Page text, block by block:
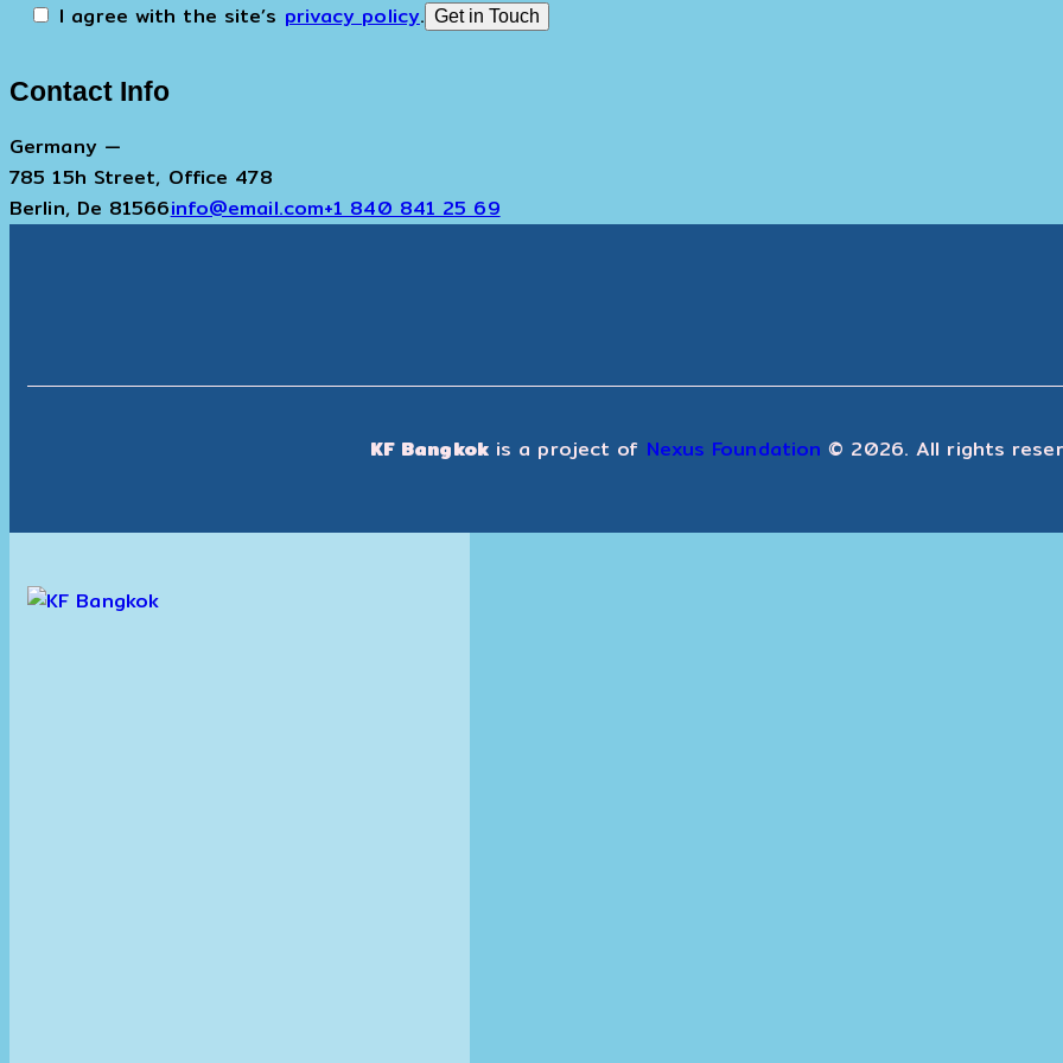
I agree with the site’s privacy policy.
Contact Info
Germany —
785 15h Street, Office 478
Berlin, De 81566info@email.com+1 840 841 25 69
KF Bangkokis a project of Nexus Foundation © 2026. All rights